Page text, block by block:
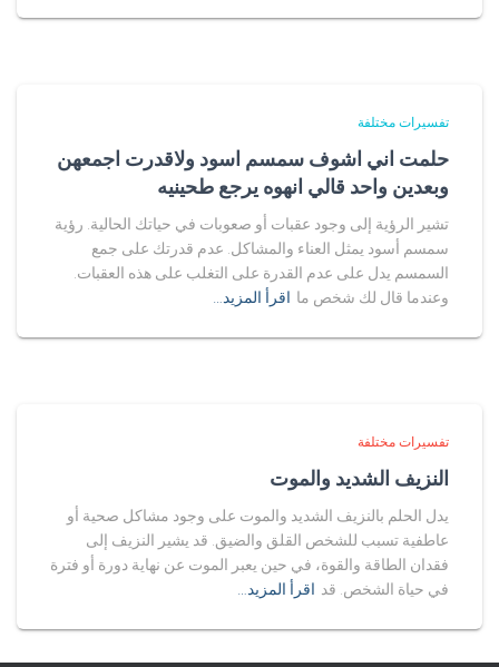
تفسيرات مختلفة
حلمت اني اشوف سمسم اسود ولاقدرت اجمعهن
وبعدين واحد قالي انهوه يرجع طحينيه
تشير الرؤية إلى وجود عقبات أو صعوبات في حياتك الحالية. رؤية
سمسم أسود يمثل العناء والمشاكل. عدم قدرتك على جمع
السمسم يدل على عدم القدرة على التغلب على هذه العقبات.
وعندما قال لك شخص ما اقرأ المزيد…
تفسيرات مختلفة
النزيف الشديد والموت
يدل الحلم بالنزيف الشديد والموت على وجود مشاكل صحية أو
عاطفية تسبب للشخص القلق والضيق. قد يشير النزيف إلى
فقدان الطاقة والقوة، في حين يعبر الموت عن نهاية دورة أو فترة
في حياة الشخص. قد اقرأ المزيد…